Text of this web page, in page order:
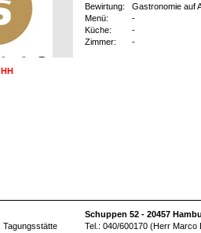
HH
Bewirtung:
Gastronomie auf
Menü:
-
Küche:
-
Zimmer:
-
, Tagungsstätte
Schuppen 52 - 20457
Tel.: 040/600170 (Herr Marco